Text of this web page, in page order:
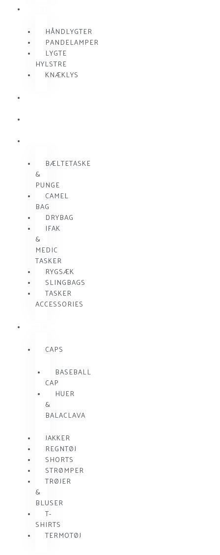
HÅNDLYGTER
PANDELAMPER
LYGTE
HYLSTRE
KNÆKLYS
BÆLTETASKE
&
PUNGE
CAMEL
BAG
DRYBAG
IFAK
&
MEDIC
TASKER
RYGSÆK
SLINGBAGS
TASKER
ACCESSORIES
CAPS
BASEBALL
CAP
HUER
&
BALACLAVA
JAKKER
REGNTØJ
SHORTS
STRØMPER
TRØJER
&
BLUSER
T-
SHIRTS
TERMOTØJ